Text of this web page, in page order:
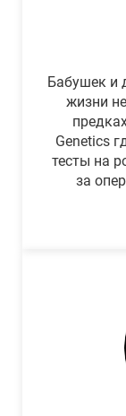
Бабушек и
жизни
Genetics
тесты на
за